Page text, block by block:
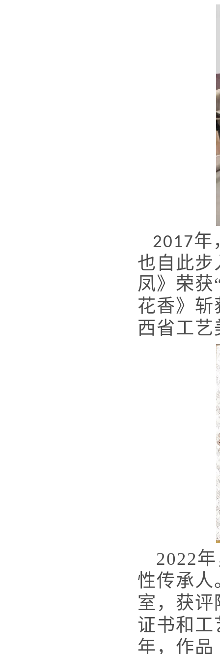
2017年
也自此步
凤》荣获
花香》斩
西省工
2022
性传承人
室，获
证书和工
年，作品